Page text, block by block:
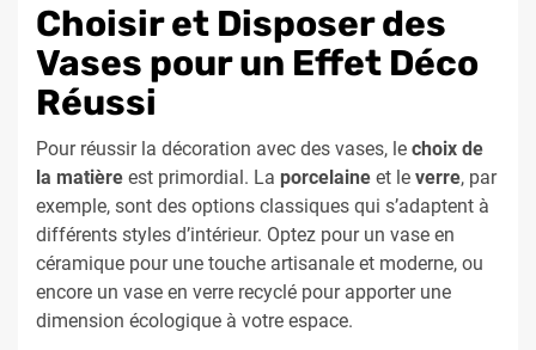
Choisir et Disposer des
Vases pour un Effet Déco
Réussi
Pour réussir la décoration avec des vases, le choix de
la matière est primordial. La porcelaine et le verre, par
exemple, sont des options classiques qui s’adaptent à
différents styles d’intérieur. Optez pour un vase en
céramique pour une touche artisanale et moderne, ou
encore un vase en verre recyclé pour apporter une
dimension écologique à votre espace.